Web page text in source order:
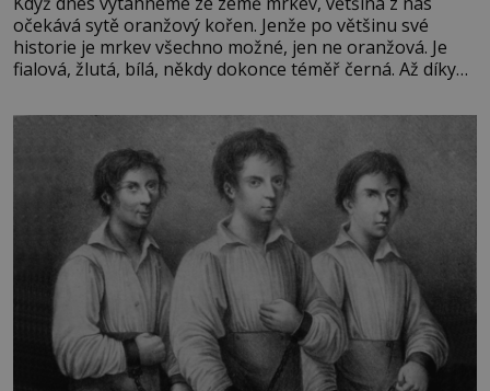
očekává sytě oranžový kořen. Jenže po většinu své
historie je mrkev všechno možné, jen ne oranžová. Je
fialová, žlutá, bílá, někdy dokonce téměř černá. Až díky
bez které si českou zahradu ani nedokážeme představit.